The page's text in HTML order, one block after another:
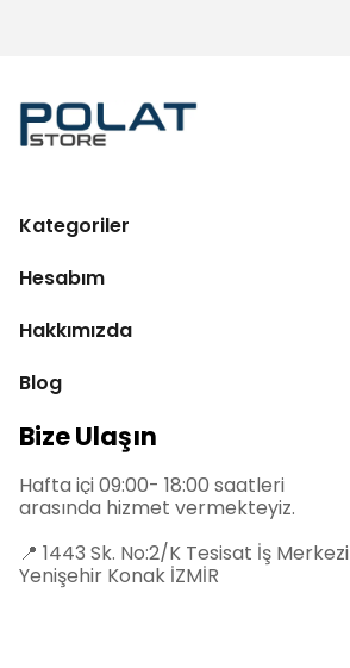
Kategoriler
Hesabım
Hakkımızda
Blog
Bize Ulaşın
Hafta içi 09:00- 18:00 saatleri
arasında hizmet vermekteyiz.
📍 1443 Sk. No:2/K Tesisat İş Merkezi
Yenişehir Konak İZMİR